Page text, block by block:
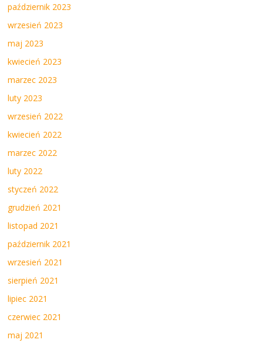
październik 2023
wrzesień 2023
maj 2023
kwiecień 2023
marzec 2023
luty 2023
wrzesień 2022
kwiecień 2022
marzec 2022
luty 2022
styczeń 2022
grudzień 2021
listopad 2021
październik 2021
wrzesień 2021
sierpień 2021
lipiec 2021
czerwiec 2021
maj 2021